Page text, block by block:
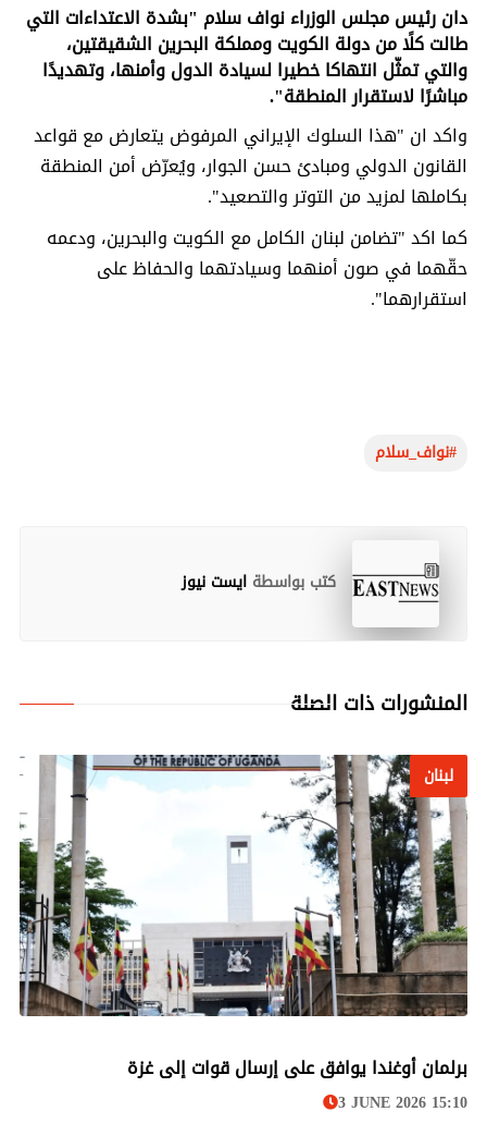
دان رئيس مجلس الوزراء نواف سلام "بشدة الاعتداءات التي
طالت كلًا من دولة الكويت ومملكة البحرين الشقيقتين،
والتي تمثّل انتهاكا خطيرا لسيادة الدول وأمنها، وتهديدًا
مباشرًا لاستقرار المنطقة".
واكد ان "هذا السلوك الإيراني المرفوض يتعارض مع قواعد
القانون الدولي ومبادئ حسن الجوار، ويُعرّض أمن المنطقة
بكاملها لمزيد من التوتر والتصعيد".
كما اكد "تضامن لبنان الكامل مع الكويت والبحرين، ودعمه
حقّهما في صون أمنهما وسيادتهما والحفاظ على
استقرارهما".
نواف_سلام#
كتب بواسطة ايست نيوز
المنشورات ذات الصلة
لبنان
برلمان أوغندا يوافق على إرسال قوات إلى غزة
3 JUNE 2026 15:10